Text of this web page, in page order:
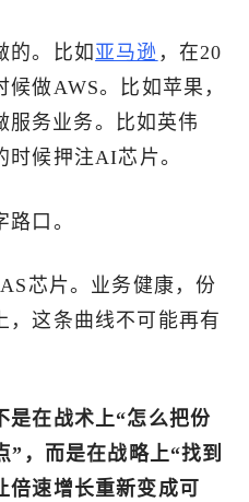
的。比如亚马逊 ，在20
做AWS。比如苹果，
服务业务。比如英伟
候押注AI芯片。
口。
芯片。业务健康，份
，这条曲线不可能再有
是在战术上“怎么把份
”，而是在战略上“找到
倍速增长重新变成可